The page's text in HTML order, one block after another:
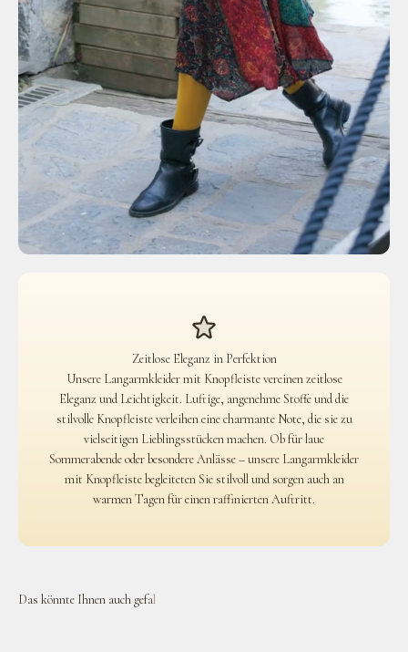
Zeitlose Eleganz in Perfektion
Unsere Langarmkleider mit Knopfleiste vereinen zeitlose
Eleganz und Leichtigkeit. Luftige, angenehme Stoffe und die
stilvolle Knopfleiste verleihen eine charmante Note, die sie zu
vielseitigen Lieblingsstücken machen. Ob für laue
Sommerabende oder besondere Anlässe – unsere Langarmkleider
mit Knopfleiste begleiteten Sie stilvoll und sorgen auch an
warmen Tagen für einen raffinierten Auftritt.